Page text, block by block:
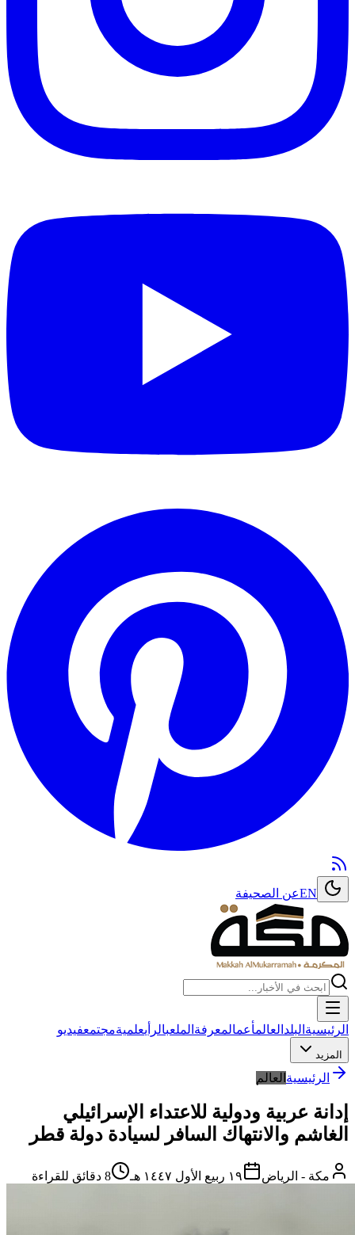
ENعن الصحيفة
الرئيسية البلد العالمأعمالمعرفة الملعبالرأيعلميةمجتمعفيديو
المزيد
الرئيسية العالم
إدانة عربية ودولية للاعتداء الإسرائيلي
الغاشم والانتهاك السافر لسيادة دولة قطر
مكة - الرياض ١٩ ربيع الأول ١٤٤٧ هـ 8 دقائق للقراءة